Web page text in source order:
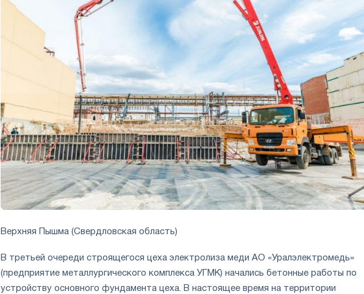
Верхняя Пышма (Свердловская область)
В третьей очереди строящегося цеха электролиза меди АО «Уралэлектромедь»
(предприятие металлургического комплекса УГМК) начались бетонные работы по
устройству основного фундамента цеха. В настоящее время на территории